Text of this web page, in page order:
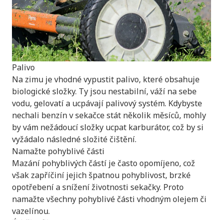
Palivo
Na zimu je vhodné vypustit palivo, které obsahuje
biologické složky. Ty jsou nestabilní, váží na sebe
vodu, gelovatí a ucpávají palivový systém. Kdybyste
nechali benzín v sekačce stát několik měsíců, mohly
by vám nežádoucí složky ucpat karburátor, což by si
vyžádalo následné složité čištění.
Namažte pohyblivé části
Mazání pohyblivých částí je často opomíjeno, což
však zapříčiní jejich špatnou pohyblivost, brzké
opotřebení a snížení životnosti sekačky. Proto
namažte všechny pohyblivé části vhodným olejem či
vazelínou.